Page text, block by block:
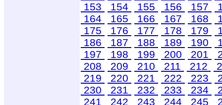
153
154 155 156 157
164
165 166 167 168
175
176 177 178 179
186
187 188 189 190
197
198 199 200 201
208
209 210 211 212
219
220 221 222 223
230
231 232 233 234
241
242 243 244 245